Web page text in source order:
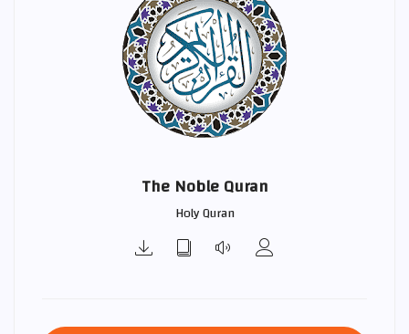
The Noble Quran
Holy Quran